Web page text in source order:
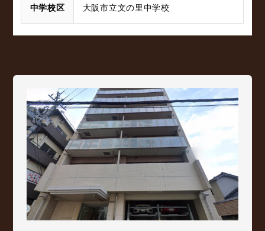
中学校区 大阪市立文の里中学校